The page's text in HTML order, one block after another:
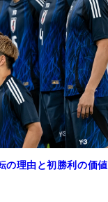
の理由と初勝利の価値